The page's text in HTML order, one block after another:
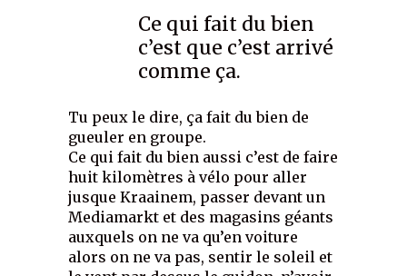
Ce qui fait du bien
c’est que c’est arrivé
comme ça.
Tu peux le dire, ça fait du bien de
gueuler en groupe.
Ce qui fait du bien aussi c’est de faire
huit kilomètres à vélo pour aller
jusque Kraainem, passer devant un
Mediamarkt et des magasins géants
auxquels on ne va qu’en voiture
alors on ne va pas, sentir le soleil et